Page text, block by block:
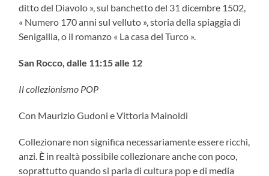
ditto del Diavolo », sul banchetto del 31 dicembre 1502,
« Numero 170 anni sul velluto », storia della spiaggia di
Senigallia, o il romanzo « La casa del Turco ».
San Rocco, dalle 11:15 alle 12
Il collezionismo POP
Con Maurizio Gudoni e Vittoria Mainoldi
Collezionare non significa necessariamente essere ricchi,
anzi. È in realtà possibile collezionare anche con poco,
soprattutto quando si parla di cultura pop e di media